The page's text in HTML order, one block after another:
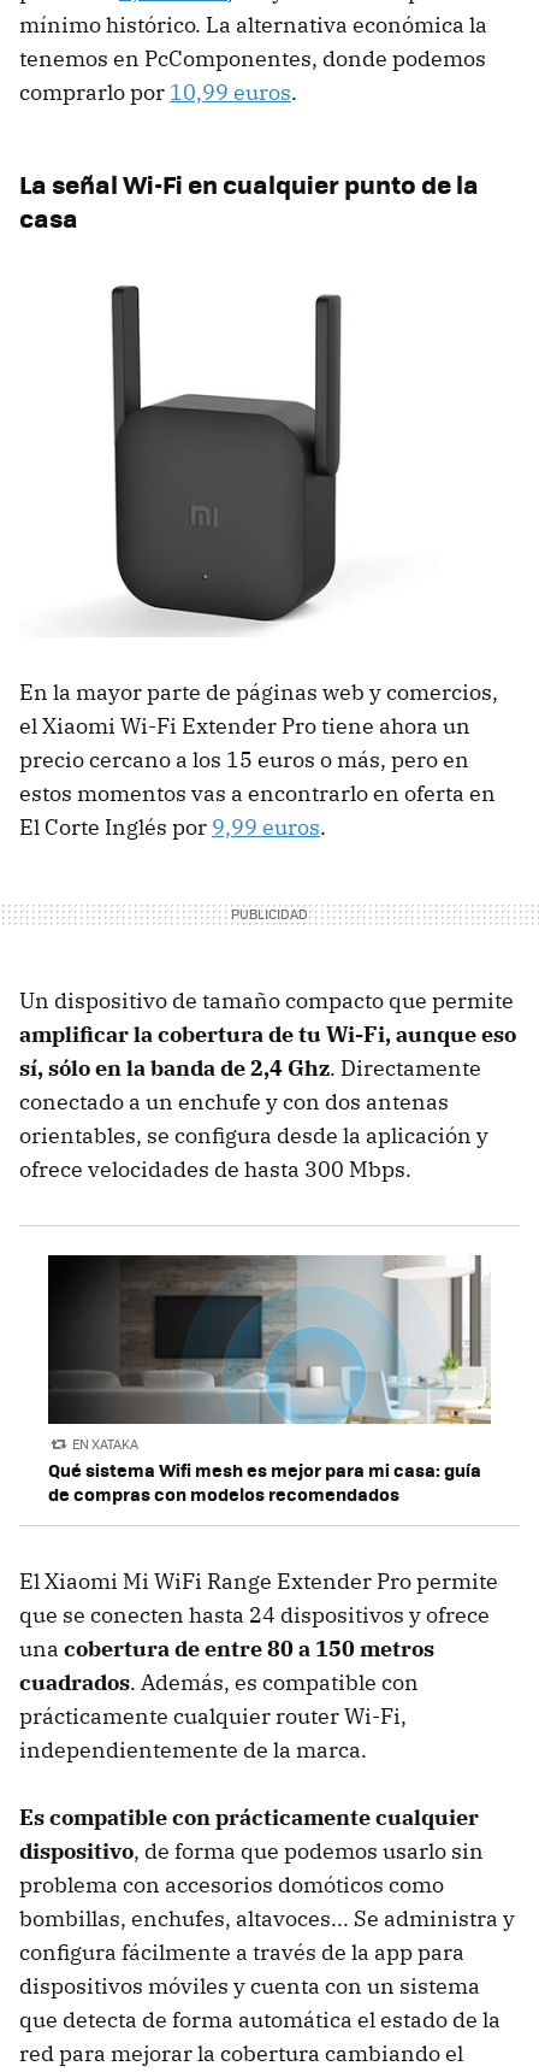
mínimo histórico. La alternativa económica la
tenemos en PcComponentes, donde podemos
comprarlo por 10,99 euros.
La señal Wi-Fi en cualquier punto de la
casa
En la mayor parte de páginas web y comercios,
el Xiaomi Wi-Fi Extender Pro tiene ahora un
precio cercano a los 15 euros o más, pero en
estos momentos vas a encontrarlo en oferta en
El Corte Inglés por 9,99 euros.
Un dispositivo de tamaño compacto que permite
amplificar la cobertura de tu Wi-Fi, aunque eso
sí, sólo en la banda de 2,4 Ghz. Directamente
conectado a un enchufe y con dos antenas
orientables, se configura desde la aplicación y
ofrece velocidades de hasta 300 Mbps.
EN XATAKA
Qué sistema Wifi mesh es mejor para mi casa: guía
de compras con modelos recomendados
El Xiaomi Mi WiFi Range Extender Pro permite
que se conecten hasta 24 dispositivos y ofrece
una cobertura de entre 80 a 150 metros
cuadrados. Además, es compatible con
prácticamente cualquier router Wi-Fi,
independientemente de la marca.
Es compatible con prácticamente cualquier
dispositivo, de forma que podemos usarlo sin
problema con accesorios domóticos como
bombillas, enchufes, altavoces... Se administra y
configura fácilmente a través de la app para
dispositivos móviles y cuenta con un sistema
que detecta de forma automática el estado de la
red para mejorar la cobertura cambiando el